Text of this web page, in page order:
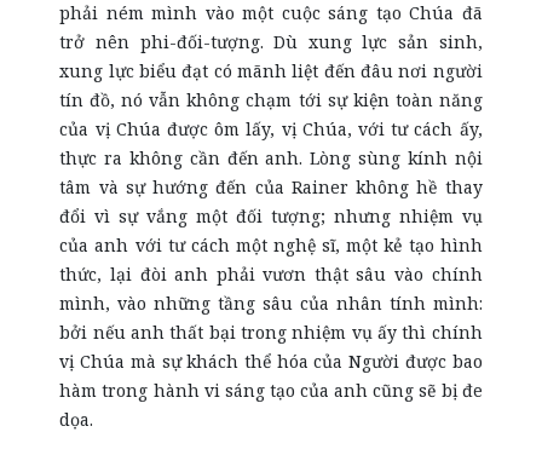
phải ném mình vào một cuộc sáng tạo Chúa đã
trở nên phi-đối-tượng. Dù xung lực sản sinh,
xung lực biểu đạt có mãnh liệt đến đâu nơi người
tín đồ, nó vẫn không chạm tới sự kiện toàn năng
của vị Chúa được ôm lấy, vị Chúa, với tư cách ấy,
thực ra không cần đến anh. Lòng sùng kính nội
tâm và sự hướng đến của Rainer không hề thay
đổi vì sự vắng một đối tượng; nhưng nhiệm vụ
của anh với tư cách một nghệ sĩ, một kẻ tạo hình
thức, lại đòi anh phải vươn thật sâu vào chính
mình, vào những tầng sâu của nhân tính mình:
bởi nếu anh thất bại trong nhiệm vụ ấy thì chính
vị Chúa mà sự khách thể hóa của Người được bao
hàm trong hành vi sáng tạo của anh cũng sẽ bị đe
dọa.